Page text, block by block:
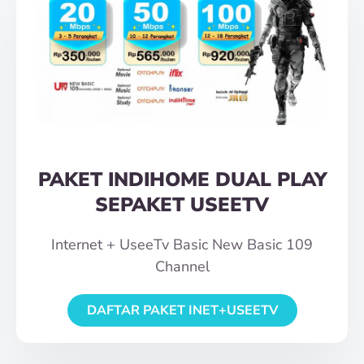
PAKET INDIHOME DUAL PLAY
SEPAKET USEETV
Internet + UseeTv Basic New Basic 109
Channel
DAFTAR PAKET INET+USEETV